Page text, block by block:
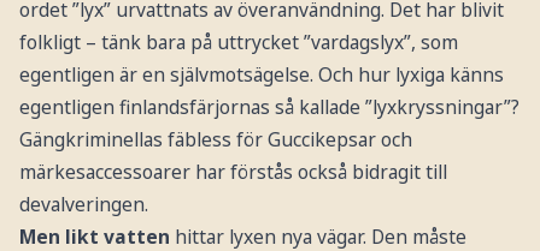
ordet ”lyx” urvattnats av överanvändning. Det har blivit
folkligt – tänk bara på uttrycket ”vardagslyx”, som
egentligen är en självmotsägelse. Och hur lyxiga känns
egentligen finlandsfärjornas så kallade ”lyxkryssningar”?
Gängkriminellas fäbless för Guccikepsar och
märkesaccessoarer har förstås också bidragit till
devalveringen.
Men likt vatten hittar lyxen nya vägar. Den måste